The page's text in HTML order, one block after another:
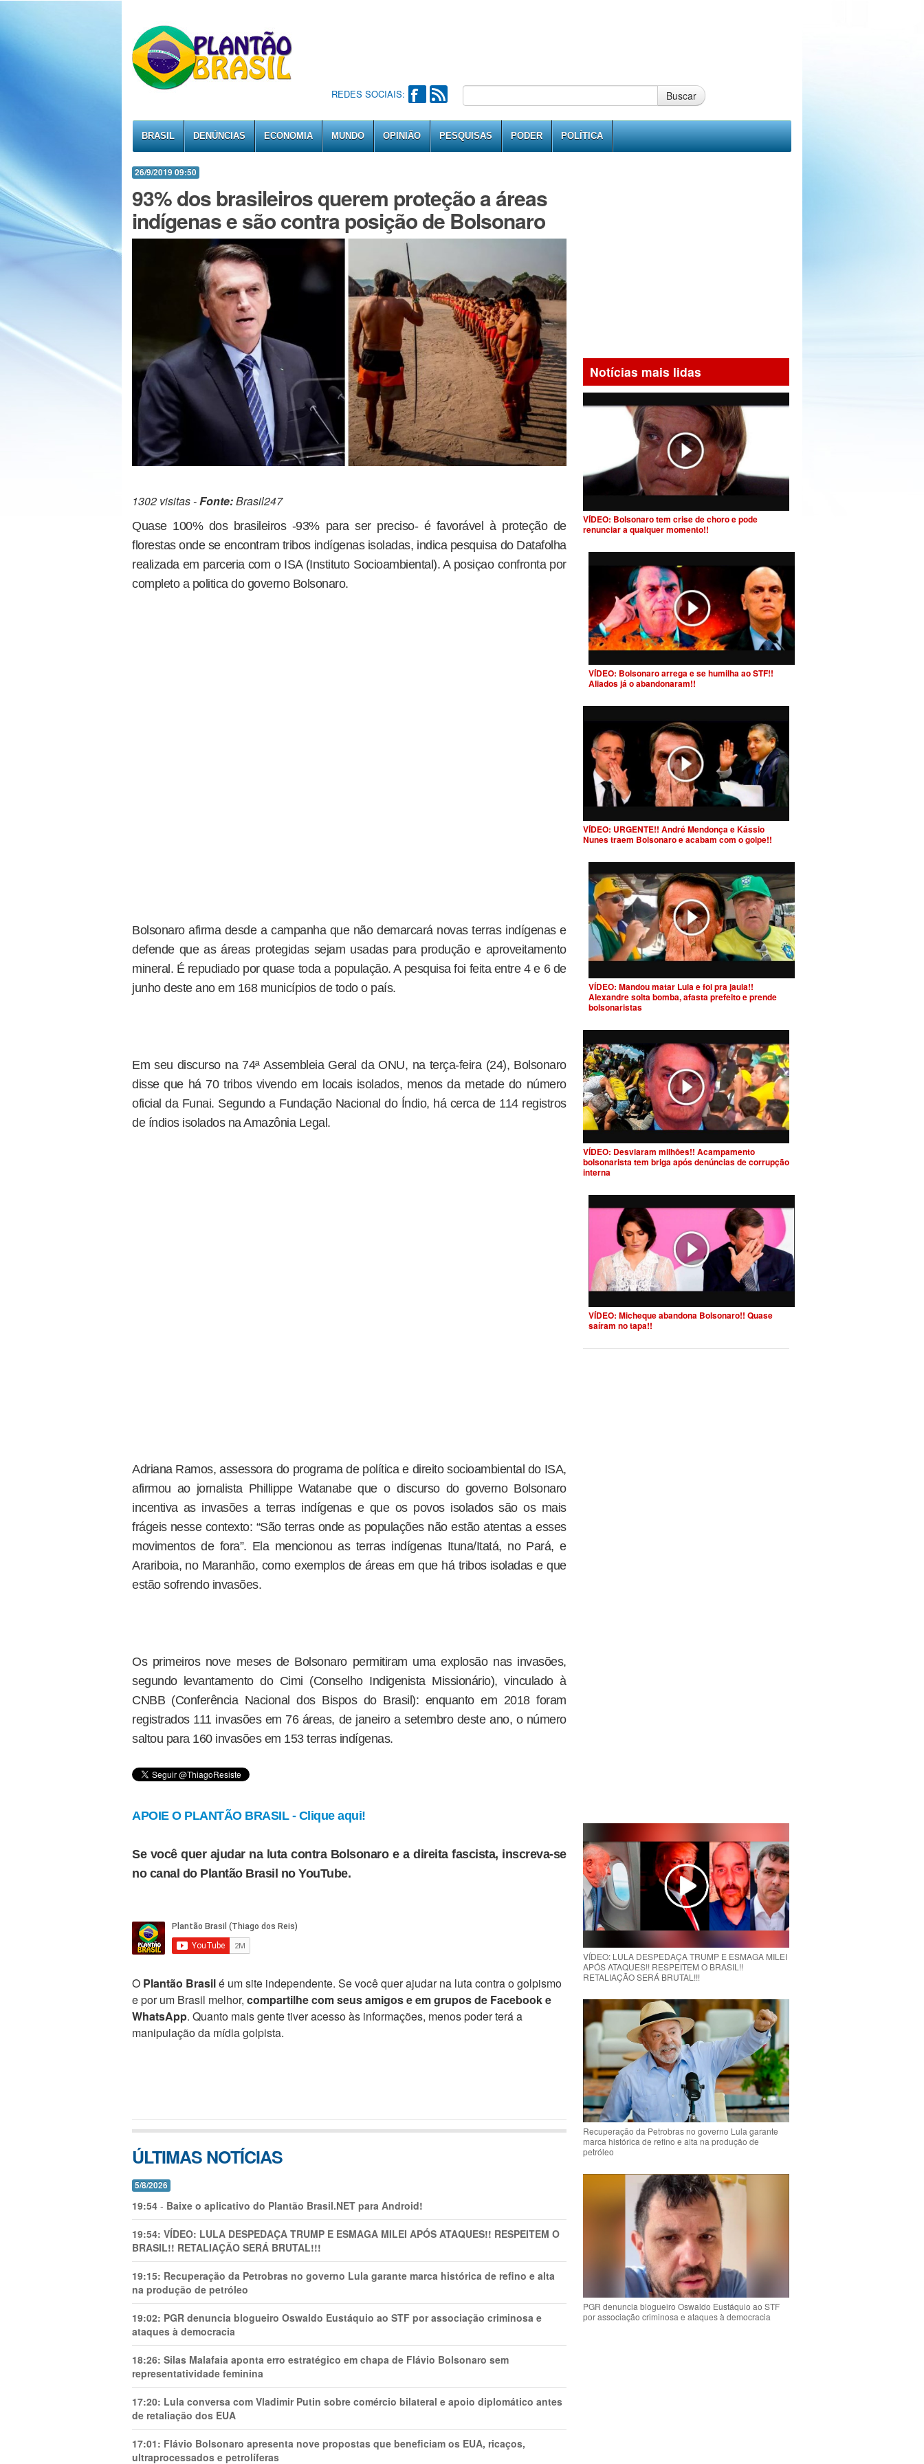
REDES SOCIAIS: Buscar
BRASIL DENÚNCIAS ECONOMIA MUNDO OPINIÃO PESQUISAS PODER POLÍTICA
26/9/2019 09:50
93% dos brasileiros querem proteção a áreas
indígenas e são contra posição de Bolsonaro
1302 visitas -Fonte:Brasil247
Quase 100% dos brasileiros -93% para ser preciso- é favorável à proteção de
florestas onde se encontram tribos indígenas isoladas, indica pesquisa do Datafolha
realizada em parceria com o ISA (Instituto Socioambiental). A posiçao confronta por
completo a politica do governo Bolsonaro.
Bolsonaro afirma desde a campanha que não demarcará novas terras indígenas e
defende que as áreas protegidas sejam usadas para produção e aproveitamento
mineral. É repudiado por quase toda a população. A pesquisa foi feita entre 4 e 6 de
junho deste ano em 168 municípios de todo o país.
Em seu discurso na 74ª Assembleia Geral da ONU, na terça-feira (24), Bolsonaro
disse que há 70 tribos vivendo em locais isolados, menos da metade do número
oficial da Funai. Segundo a Fundação Nacional do Índio, há cerca de 114 registros
de índios isolados na Amazônia Legal.
Adriana Ramos, assessora do programa de política e direito socioambiental do ISA,
afirmou ao jornalista Phillippe Watanabe que o discurso do governo Bolsonaro
incentiva as invasões a terras indígenas e que os povos isolados são os mais
frágeis nesse contexto: “São terras onde as populações não estão atentas a esses
movimentos de fora”. Ela mencionou as terras indígenas Ituna/Itatá, no Pará, e
Arariboia, no Maranhão, como exemplos de áreas em que há tribos isoladas e que
estão sofrendo invasões.
Os primeiros nove meses de Bolsonaro permitiram uma explosão nas invasões,
segundo levantamento do Cimi (Conselho Indigenista Missionário), vinculado à
CNBB (Conferência Nacional dos Bispos do Brasil): enquanto em 2018 foram
registrados 111 invasões em 76 áreas, de janeiro a setembro deste ano, o número
saltou para 160 invasões em 153 terras indígenas.
APOIE O PLANTÃO BRASIL - Clique aqui!
Se você quer ajudar na luta contra Bolsonaro e a direita fascista, inscreva-se
no canal do Plantão Brasil no YouTube.
O Plantão Brasilé um site independente. Se você quer ajudar na luta contra o golpismo
e por um Brasil melhor, compartilhe com seus amigos e em grupos de Facebook e
WhatsApp. Quanto mais gente tiver acesso às informações, menos poder terá a
manipulação da mídia golpista.
ÚLTIMAS NOTÍCIAS
5/8/2026
19:54 - Baixe o aplicativo do Plantão Brasil.NET para Android!
19:54: VÍDEO: LULA DESPEDAÇA TRUMP E ESMAGA MILEI APÓS ATAQUES!! RESPEITEM O
BRASIL!! RETALIAÇÃO SERÁ BRUTAL!!!
19:15: Recuperação da Petrobras no governo Lula garante marca histórica de refino e alta
na produção de petróleo
19:02: PGR denuncia blogueiro Oswaldo Eustáquio ao STF por associação criminosa e
ataques à democracia
18:26: Silas Malafaia aponta erro estratégico em chapa de Flávio Bolsonaro sem
representatividade feminina
17:20: Lula conversa com Vladimir Putin sobre comércio bilateral e apoio diplomático antes
de retaliação dos EUA
17:01: Flávio Bolsonaro apresenta nove propostas que beneficiam os EUA, ricaços,
ultraprocessados e petrolíferas
Notícias mais lidas
VÍDEO: Bolsonaro tem crise de choro e pode
renunciar a qualquer momento!!
VÍDEO: Bolsonaro arrega e se humilha ao STF!!
Aliados já o abandonaram!!
VÍDEO: URGENTE!! André Mendonça e Kássio
Nunes traem Bolsonaro e acabam com o golpe!!
VÍDEO: Mandou matar Lula e foi pra jaula!!
Alexandre solta bomba, afasta prefeito e prende
bolsonaristas
VÍDEO: Desviaram milhões!! Acampamento
bolsonarista tem briga após denúncias de corrupção
interna
VÍDEO: Micheque abandona Bolsonaro!! Quase
saíram no tapa!!
VÍDEO: LULA DESPEDAÇA TRUMP E ESMAGA MILEI
APÓS ATAQUES!! RESPEITEM O BRASIL!!
RETALIAÇÃO SERÁ BRUTAL!!!
Recuperação da Petrobras no governo Lula garante
marca histórica de refino e alta na produção de
petróleo
PGR denuncia blogueiro Oswaldo Eustáquio ao STF
por associação criminosa e ataques à democracia